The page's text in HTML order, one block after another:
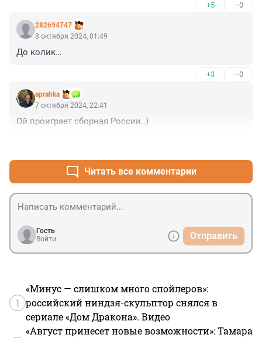
+5 –0
282694747
8 октября 2024, 01:49
До колик…
+3 –0
aprahka
7 октября 2024, 22:41
Ой проиграет сборная России..)
Читать все комментарии
Гость
Войти
Отправить
1
«Минус — слишком много спойлеров»:
российский ниндзя-скульптор снялся в
сериале «Дом Дракона». Видео
«Август принесет новые возможности»: Тамара